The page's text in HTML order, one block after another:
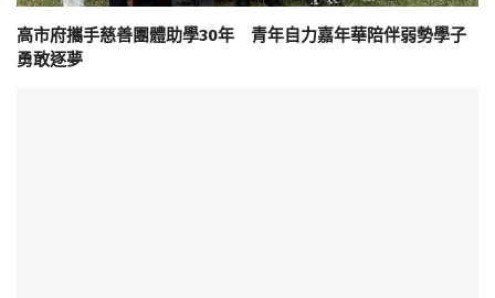
高市府攜手慈善團體助學30年 青年自力嘉年華陪伴弱勢學子
勇敢逐夢